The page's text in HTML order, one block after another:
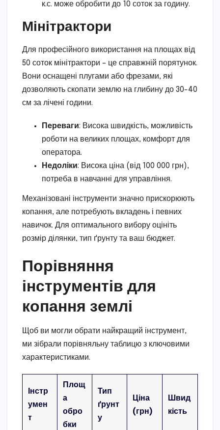
к.с. може обробити до 10 соток за годину.
Мінітрактори
Для професійного використання на площах від
50 соток мінітрактори – це справжній порятунок.
Вони оснащені плугами або фрезами, які
дозволяють скопати землю на глибину до 30-40
см за лічені години.
Переваги: Висока швидкість, можливість
роботи на великих площах, комфорт для
оператора.
Недоліки: Висока ціна (від 100 000 грн),
потреба в навчанні для управління.
Механізовані інструменти значно прискорюють
копання, але потребують вкладень і певних
навичок. Для оптимального вибору оцініть
розмір ділянки, тип ґрунту та ваш бюджет.
Порівняння
інструментів для
копання землі
Щоб ви могли обрати найкращий інструмент,
ми зібрали порівняльну таблицю з ключовими
характеристиками.
Інстр
умен
т
Площ
а
обро
бки
Тип
ґрунт
у
Ціна
(грн)
Швид
кість